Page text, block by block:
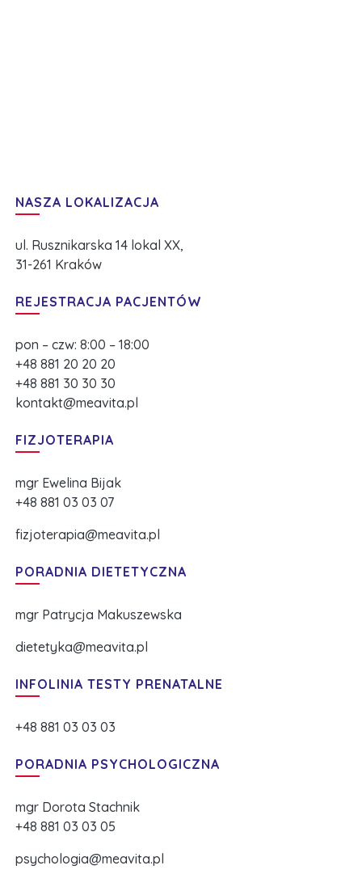
NASZA LOKALIZACJA
ul. Rusznikarska 14 lokal XX,
31-261 Kraków
REJESTRACJA PACJENTÓW
pon – czw: 8:00 – 18:00
+48 881 20 20 20
+48 881 30 30 30
kontakt@meavita.pl
FIZJOTERAPIA
mgr Ewelina Bijak
+48 881 03 03 07
fizjoterapia@meavita.pl
PORADNIA DIETETYCZNA
mgr Patrycja Makuszewska
dietetyka@meavita.pl
INFOLINIA TESTY PRENATALNE
+48 881 03 03 03
PORADNIA PSYCHOLOGICZNA
mgr Dorota Stachnik
+48 881 03 03 05
psychologia@meavita.pl